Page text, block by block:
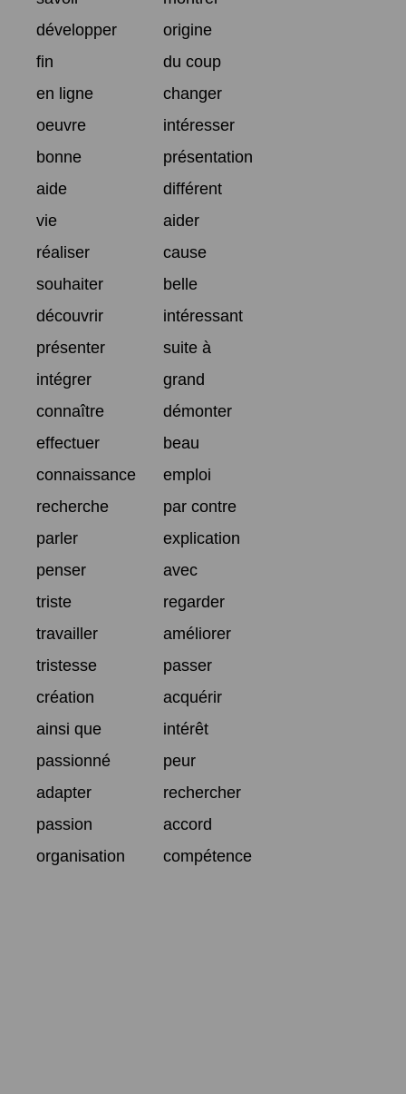
développer
origine
fin
du coup
en ligne
changer
oeuvre
intéresser
bonne
présentation
aide
différent
vie
aider
réaliser
cause
souhaiter
belle
découvrir
intéressant
présenter
suite à
intégrer
grand
connaître
démonter
effectuer
beau
connaissance
emploi
recherche
par contre
parler
explication
penser
avec
triste
regarder
travailler
améliorer
tristesse
passer
création
acquérir
ainsi que
intérêt
passionné
peur
adapter
rechercher
passion
accord
organisation
compétence